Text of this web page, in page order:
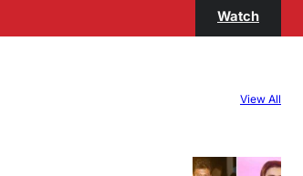
Watch
View All